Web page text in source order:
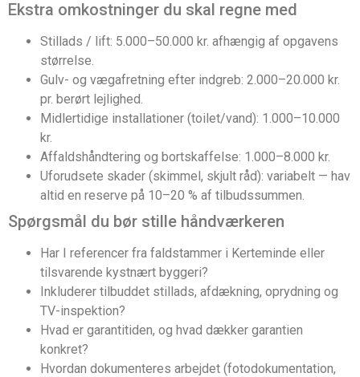
Ekstra omkostninger du skal regne med
Stillads / lift: 5.000–50.000 kr. afhængig af opgavens
størrelse.
Gulv- og vægafretning efter indgreb: 2.000–20.000 kr.
pr. berørt lejlighed.
Midlertidige installationer (toilet/vand): 1.000–10.000
kr.
Affaldshåndtering og bortskaffelse: 1.000–8.000 kr.
Uforudsete skader (skimmel, skjult råd): variabelt — hav
altid en reserve på 10–20 % af tilbudssummen.
Spørgsmål du bør stille håndværkeren
Har I referencer fra faldstammer i Kerteminde eller
tilsvarende kystnært byggeri?
Inkluderer tilbuddet stillads, afdækning, oprydning og
TV-inspektion?
Hvad er garantitiden, og hvad dækker garantien
konkret?
Hvordan dokumenteres arbejdet (fotodokumentation,